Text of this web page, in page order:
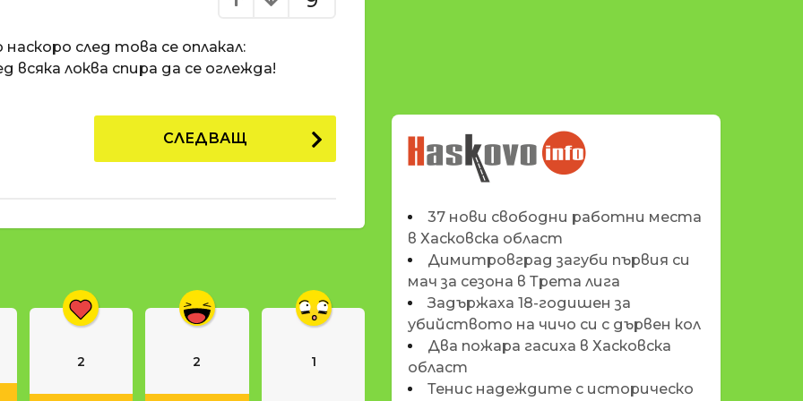
след това се оплакал:
всяка локва спира да се оглежда!
СЛЕДВАЩ
2 2 1
НОВИНИТЕ НА
HASKOVO.INFO
37 нови свободни работни места
в Хасковска област
Димитровград загуби първия си
мач за сезона в Трета лига
Задържаха 18-годишен за
убийството на чичо си с дървен кол
Два пожара гасиха в Хасковска
област
Тенис надеждите с историческо